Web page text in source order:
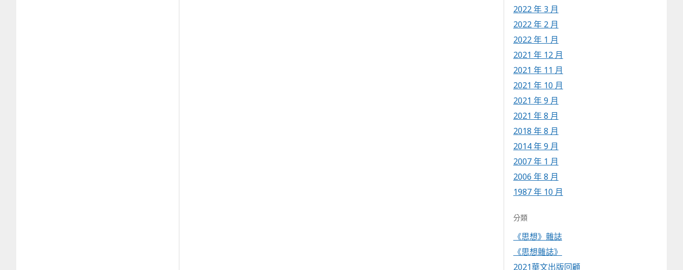
2022 年 3 月
2022 年 2 月
2022 年 1 月
2021 年 12 月
2021 年 11 月
2021 年 10 月
2021 年 9 月
2021 年 8 月
2018 年 8 月
2014 年 9 月
2007 年 1 月
2006 年 8 月
1987 年 10 月
分類
《思想》雜誌
《思想雜誌》
2021華文出版回顧